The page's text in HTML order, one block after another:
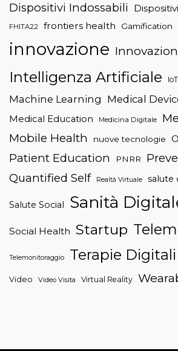
Dispositivi Indossabili
FHITA22 frontiers health Gamification
innovazione
Intelligenza Artificiale IoT
Machine Learning Medical
Medical Education Medicina Digitale
Mobile Health
nuove tecnologie
Patient Education PNRR
Quantified Self
Realtà Virtuale salute
Salute Social Sanità
Social Health Startup
Telemonitoraggio Terapie Digitali
Video Video Visita Virtual Reality